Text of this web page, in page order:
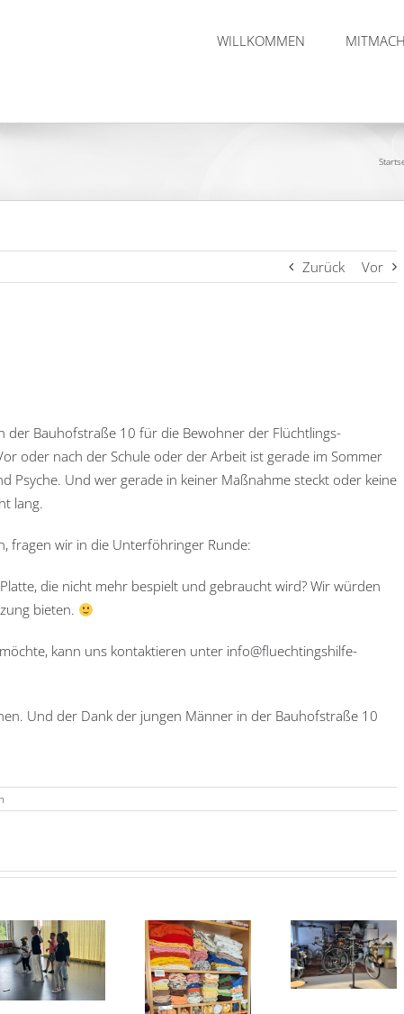
WILLKOMMEN
Zurück Vor
der Bauhofstraße 10 für die Bewohner der Flüchtlings-
oder nach der Schule oder der Arbeit ist gerade im Sommer
Psyche. Und wer gerade in keiner Maßnahme steckt oder keine
lang.
fragen wir in die Unterföhringer Runde:
die nicht mehr bespielt und gebraucht wird? Wir würden
bieten.
kann uns kontaktieren unter info@fluechtingshilfe-
Und der Dank der jungen Männer in der Bauhofstraße 10
Die
Kleiderkammer
hat wieder
Jahreshauptversammlung
und Umzug
Dritter
für den